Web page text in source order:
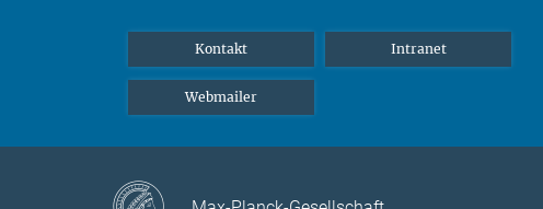
Kontakt Intranet
Webmailer